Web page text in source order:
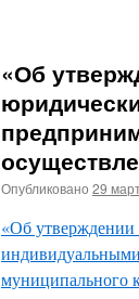
«Об
Опубликовано 29
«Об
муниципального